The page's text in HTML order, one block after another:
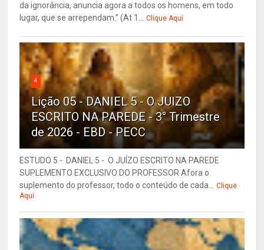
da ignorância, anuncia agora a todos os homens, em todo
lugar, que se arrependam.” (At 1... Clique Aqui
4
Lição 05 - DANIEL 5 - O JUIZO
ESCRITO NA PAREDE - 3° Trimestre
de 2026 - EBD - PECC
ESTUDO 5 - DANIEL 5 - O JUÍZO ESCRITO NA PAREDE
SUPLEMENTO EXCLUSIVO DO PROFESSOR Afora o
suplemento do professor, todo o conteúdo de cada... Clique
Aqui